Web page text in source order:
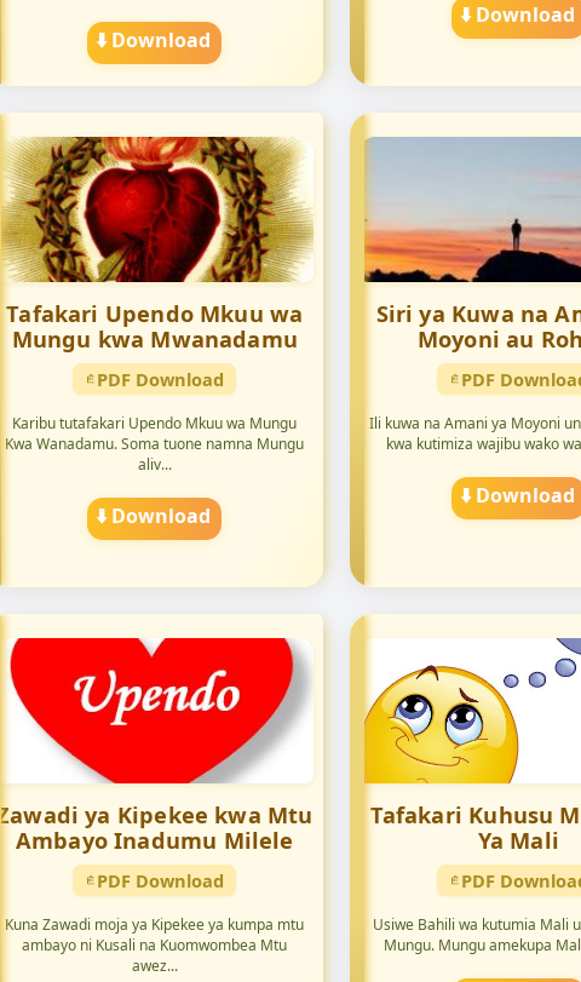
⬇️ Download
⬇️ Download
Tafakari Upendo Mkuu wa
Mungu kwa Mwanadamu
PDF Download
Karibu tutafakari Upendo Mkuu wa Mungu
Kwa Wanadamu. Soma tuone namna Mungu
aliv...
⬇️ Download
Siri ya Kuwa na
Moyoni au
PDF
Ili kuwa na Amani ya Moyoni
kwa kutimiza wajibu wako
⬇️ Download
Zawadi ya Kipekee kwa Mtu
Ambayo Inadumu Milele
PDF Download
Kuna Zawadi moja ya Kipekee ya kumpa mtu
ambayo ni Kusali na Kuomwombea Mtu
awez...
Tafakari Kuhusu
Ya Mali
PDF
Usiwe Bahili wa kutumia Mali
Mungu. Mungu amekupa